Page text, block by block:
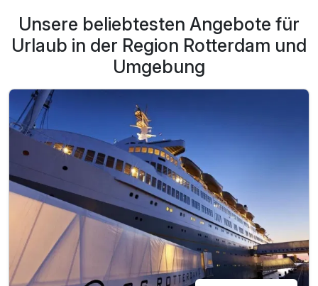
Unsere beliebtesten Angebote für
Urlaub in der Region Rotterdam und
Umgebung